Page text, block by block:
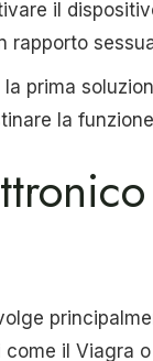
il
rapporto
la prima
la
il Viagra